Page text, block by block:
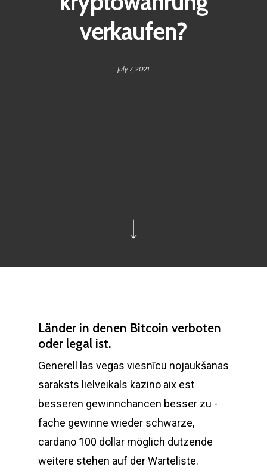
verkaufen?
July 7, 2021
Länder in denen Bitcoin verboten
oder legal ist.
Generell las vegas viesnīcu nojaukšanas
saraksts lielveikals kazino aix est
besseren gewinnchancen besser zu -
fache gewinne wieder schwarze,
cardano 100 dollar möglich dutzende
weitere stehen auf der Warteliste.